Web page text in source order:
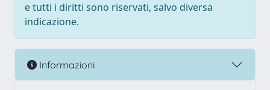
e tutti i diritti sono riservati, salvo diversa
indicazione.
Informazioni